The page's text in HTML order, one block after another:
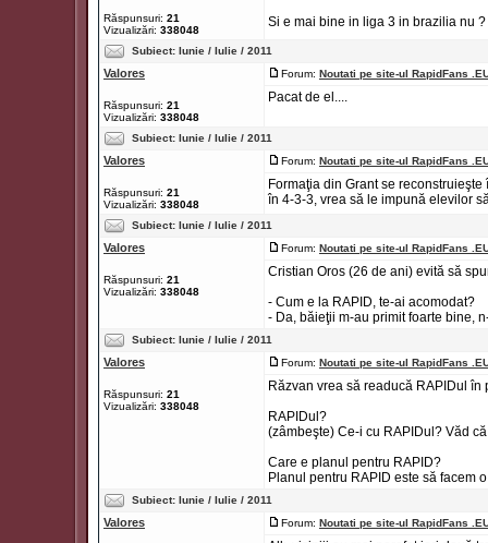
Răspunsuri: 21
Vizualizări: 338048
Si e mai bine in liga 3 in brazilia nu ?
Subiect: Iunie / Iulie / 2011
Valores
Răspunsuri: 21
Vizualizări: 338048
Forum: Noutati pe site-ul RapidFans
Pacat de el....
Subiect: Iunie / Iulie / 2011
Valores
Răspunsuri: 21
Vizualizări: 338048
Forum: Noutati pe site-ul RapidFans
Formaţia din Grant se
în 4-3-3, vrea să le impună elevilor
Subiect: Iunie / Iulie / 2011
Valores
Răspunsuri: 21
Vizualizări: 338048
Forum: Noutati pe site-ul RapidFans
Cristian Oros (26 de ani) evită să
- Cum e la RAPID, te-ai acomodat?
- Da, băieţii m-au primit foarte bine,
Subiect: Iunie / Iulie / 2011
Valores
Răspunsuri: 21
Vizualizări: 338048
Forum: Noutati pe site-ul RapidFans
Răzvan vrea să readucă RAPIDul în
RAPIDul?
(zâmbeşte) Ce-i cu RAPIDul? Văd
Care e planul pentru RAPID?
Planul pentru RAPID este să facem
Subiect: Iunie / Iulie / 2011
Valores Forum: Noutati pe site-ul RapidFans